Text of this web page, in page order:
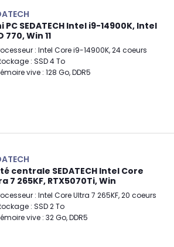
PC SEDATECH Intel i9-14900K, Intel
770, Win 11
: Intel Core i9-14900K, 24 coeurs
: SSD 4 To
vive : 128 Go, DDR5
centrale SEDATECH Intel Core
7 265KF, RTX5070Ti, Win
: Intel Core Ultra 7 265KF, 20 coeurs
: SSD 2 To
vive : 32 Go, DDR5